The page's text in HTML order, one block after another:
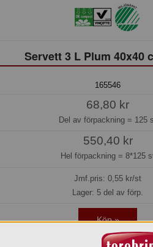
Servett 3 L Plum 40x40
165546
68,80 kr
Del av förpackning = 125
550,40 kr
Hel förpackning = 8*125
Jmf.pris: 0,55 kr/st
Lager: 5 del av förp.
Köp »